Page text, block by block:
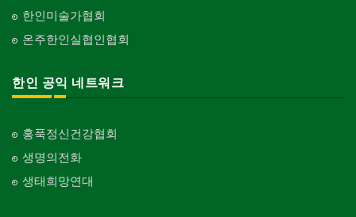
한인미술가협회
온주한인실협인협회
한인 공익 네트워크
홍푹정신건강협회
생명의전화
생태희망연대